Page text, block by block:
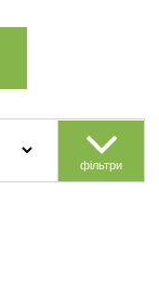
фільтри